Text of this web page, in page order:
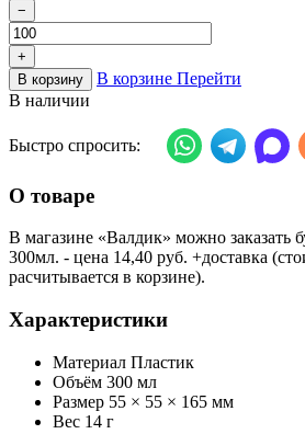
−
+
В корзину
В корзине Перейти
В наличии
Быстро спросить:
О товаре
В магазине «Валдик» можно заказать
300мл. - цена 14,40 руб. +доставка
расчитывается в корзине).
Характеристики
Материал Пластик
Объём 300 мл
Размер 55 × 55 × 165 мм
Вес 14 г